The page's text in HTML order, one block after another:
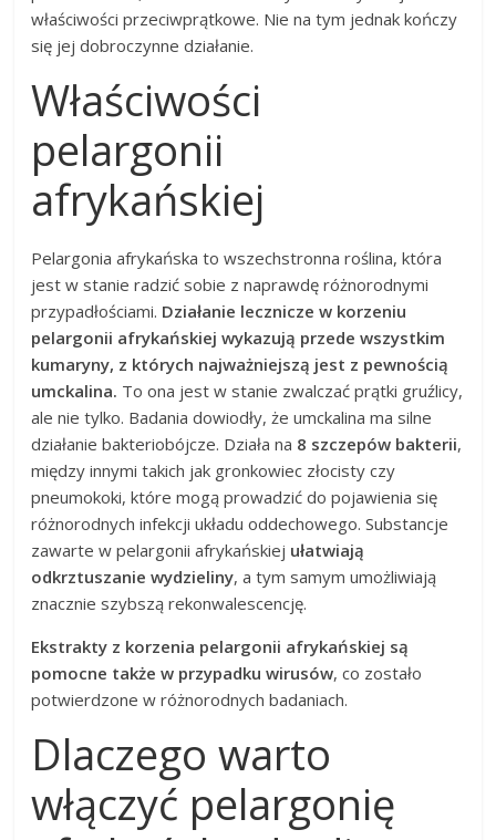
właściwości przeciwprątkowe. Nie na tym jednak kończy
się jej dobroczynne działanie.
Właściwości
pelargonii
afrykańskiej
Pelargonia afrykańska to wszechstronna roślina, która
jest w stanie radzić sobie z naprawdę różnorodnymi
przypadłościami. Działanie lecznicze w korzeniu
pelargonii afrykańskiej wykazują przede wszystkim
kumaryny, z których najważniejszą jest z pewnością
umckalina. To ona jest w stanie zwalczać prątki gruźlicy,
ale nie tylko. Badania dowiodły, że umckalina ma silne
działanie bakteriobójcze. Działa na 8 szczepów bakterii,
między innymi takich jak gronkowiec złocisty czy
pneumokoki, które mogą prowadzić do pojawienia się
różnorodnych infekcji układu oddechowego. Substancje
zawarte w pelargonii afrykańskiej ułatwiają
odkrztuszanie wydzieliny, a tym samym umożliwiają
znacznie szybszą rekonwalescencję.
Ekstrakty z korzenia pelargonii afrykańskiej są
pomocne także w przypadku wirusów, co zostało
potwierdzone w różnorodnych badaniach.
Dlaczego warto
włączyć pelargonię